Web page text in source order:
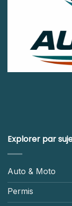
Explorer par
Auto & Moto
Permis